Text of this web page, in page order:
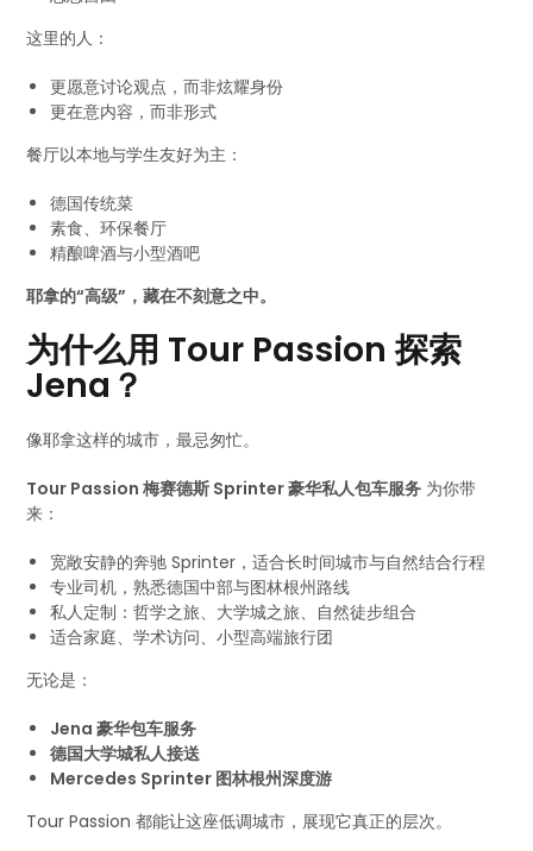
这里的人：
更愿意讨论观点，而非炫耀身份
更在意内容，而非形式
餐厅以本地与学生友好为主：
德国传统菜
素食、环保餐厅
精酿啤酒与小型酒吧
耶拿的“高级”，藏在不刻意之中。
为什么用 Tour Passion 探索
Jena？
像耶拿这样的城市，最忌匆忙。
Tour Passion 梅赛德斯 Sprinter 豪华私人包车服务 为你带
来：
宽敞安静的奔驰 Sprinter，适合长时间城市与自然结合行程
专业司机，熟悉德国中部与图林根州路线
私人定制：哲学之旅、大学城之旅、自然徒步组合
适合家庭、学术访问、小型高端旅行团
无论是：
Jena 豪华包车服务
德国大学城私人接送
Mercedes Sprinter 图林根州深度游
Tour Passion 都能让这座低调城市，展现它真正的层次。